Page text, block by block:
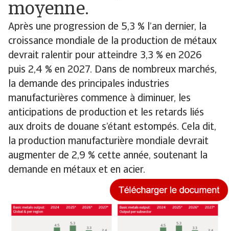
moyenne.
Après une progression de 5,3 % l’an dernier, la
croissance mondiale de la production de métaux
devrait ralentir pour atteindre 3,3 % en 2026
puis 2,4 % en 2027. Dans de nombreux marchés,
la demande des principales industries
manufacturières commence à diminuer, les
anticipations de production et les retards liés
aux droits de douane s’étant estompés. Cela dit,
la production manufacturière mondiale devrait
augmenter de 2,9 % cette année, soutenant la
demande en métaux et en acier.